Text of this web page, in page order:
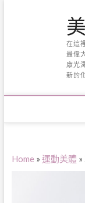
在這
最偉
康光
新的
Home » 運動美體 »